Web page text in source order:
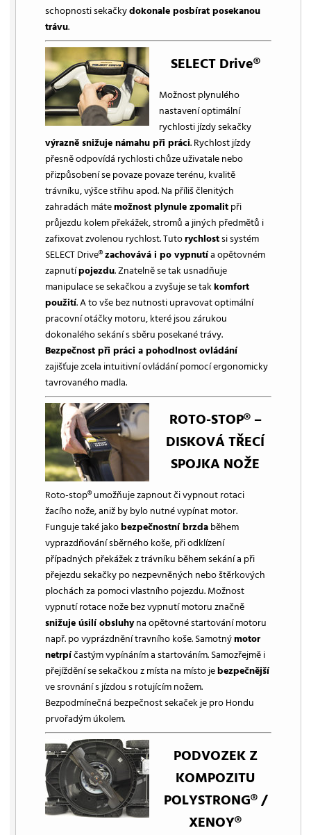
schopnosti sekačkydokonale posbírat posekanou
trávu.
SELECT Drive®
Možnost plynulého
nastavení optimální
rychlosti jízdy sekačky
výrazně snižuje námahu při práci. Rychlost jízdy
přesně odpovídá rychlosti chůze uživatale nebo
přizpůsobení se povaze povaze terénu, kvalitě
trávníku, výšce střihu apod. Na příliš členitých
zahradách mátemožnost plynule zpomalitpři
průjezdu kolem překážek, stromů a jiných předmětů i
zafixovat zvolenou rychlost. Tutorychlostsi systém
SELECT Drive®zachovává i po vypnutía opětovném
zapnutípojezdu. Znatelně se tak usnadňuje
manipulace se sekačkou a zvyšuje se takkomfort
použití. A to vše bez nutnosti upravovat optimální
pracovní otáčky motoru, které jsou zárukou
dokonalého sekání s sběru posekané trávy.
Bezpečnost při práci a pohodlnost ovládání
zajišťuje zcela intuitivní ovládání pomocí ergonomicky
tavrovaného madla.
ROTO-STOP® –
DISKOVÁ TŘECÍ
SPOJKA NOŽE
Roto-stop® umožňuje zapnout či vypnout rotaci
žacího nože, aniž by bylo nutné vypínat motor.
Funguje také jakobezpečnostní brzdaběhem
vyprazdňování sběrného koše, při odklízení
případných překážek z trávníku během sekání a při
přejezdu sekačky po nezpevněných nebo štěrkových
plochách za pomoci vlastního pojezdu. Možnost
vypnutí rotace nože bez vypnutí motoru značně
snižuje úsilí obsluhyna opětovné startování motoru
např. po vyprázdnění travního koše. Samotnýmotor
netrpíčastým vypínáním a startováním. Samozřejmě i
přejíždění se sekačkou z místa na místo jebezpečnější
ve srovnání s jízdou s rotujícím nožem.
Bezpodmínečná bezpečnost sekaček je pro Hondu
prvořadým úkolem.
PODVOZEK Z
KOMPOZITU
POLYSTRONG® /
XENOY®